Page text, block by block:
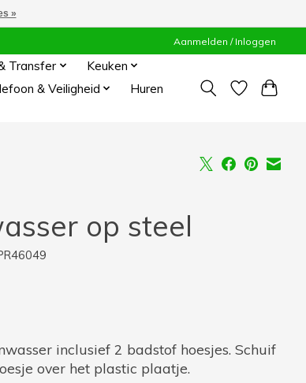
Aanmelden / Inloggen
Transfer
Keuken
& Veiligheid
Huren
op steel
inclusief 2 badstof hoesjes. Schuif
over het plastic plaatje.
»